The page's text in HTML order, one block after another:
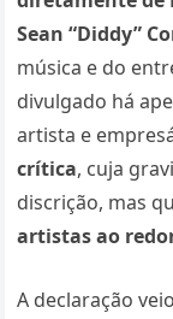
Sean “Diddy”
música e do
divulgado há
artista e
crítica, cuja
discrição, mas
artistas ao
A declaração